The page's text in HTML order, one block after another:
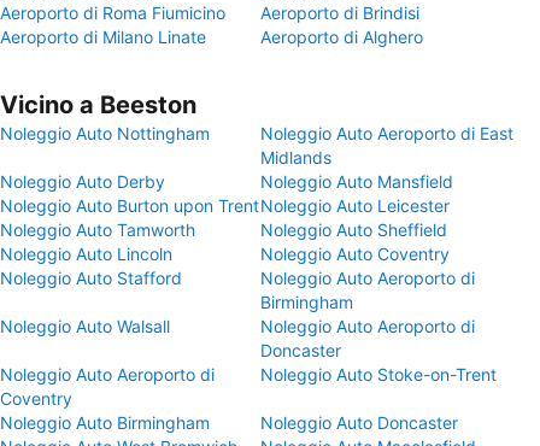
Aeroporto di Roma Fiumicino
Aeroporto di Brindisi
Aeroporto di Milano Linate
Aeroporto di Alghero
Vicino a Beeston
Noleggio Auto Nottingham
Noleggio Auto Aeroporto di East
Midlands
Noleggio Auto Derby
Noleggio Auto Mansfield
Noleggio Auto Burton upon TrentNoleggio Auto Leicester
Noleggio Auto Tamworth
Noleggio Auto Sheffield
Noleggio Auto Lincoln
Noleggio Auto Coventry
Noleggio Auto Stafford
Noleggio Auto Aeroporto di
Birmingham
Noleggio Auto Walsall
Noleggio Auto Aeroporto di
Doncaster
Noleggio Auto Aeroporto di
Coventry
Noleggio Auto Stoke-on-Trent
Noleggio Auto Birmingham
Noleggio Auto Doncaster